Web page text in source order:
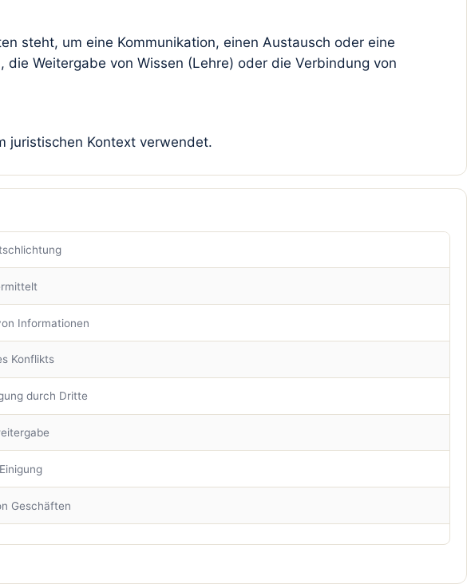
steht, um eine Kommunikation, einen Austausch oder eine
Weitergabe von Wissen (Lehre) oder die Verbindung von
juristischen Kontext verwendet.
Informationen
Konflikts
durch Dritte
Geschäften